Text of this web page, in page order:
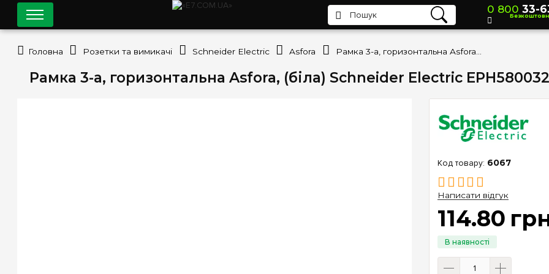
Рамка 3-а, горизонтальна Asfora, (біла) Schneider Electric
6067
Написати відгук
114.80
0 800 33-
Головна Розетки та вимикачі Schneider Electric Asfora